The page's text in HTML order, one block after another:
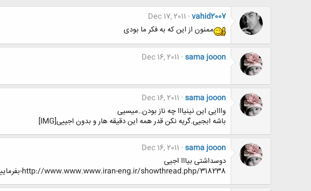
vahid2007
Dec 17, 2011
ممنون از این که به فکر ما بودی
sama jooon
Dec 16, 2011
sama jooon
Dec 16, 2011
وااایی این نینیااا چه ناز بودن..میسیی
باشه ابجیی.گریه نکن قدر همه این دقیقه هار و بدون اجییی[IMG]
sama jooon
Dec 16, 2011
دوسداشتی بیااا اجیی
http://www.www.www.iran-eng.ir/showthread.php/318238-بفرمايين-داخل-گپ-و-گفتگوی-خودموني-دوستان-باشگاه-مهندسان-ايران/page1455